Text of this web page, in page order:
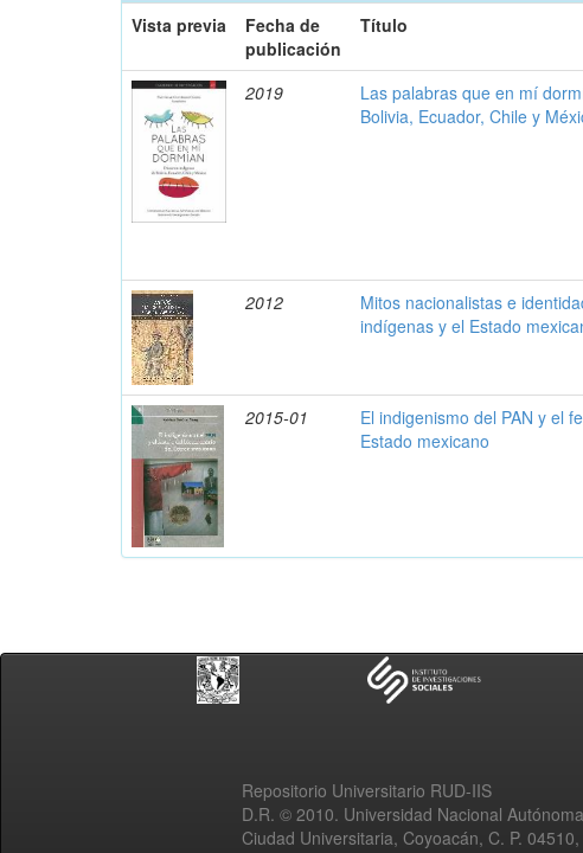
Vista previa
Fecha de
publicación
Título
2019
Las palabras que en mí
Bolivia, Ecuador, Chile y
2012
Mitos nacionalistas e
indígenas y el Estado
2015-01
El indigenismo del PAN y el
Estado mexicano
Repositorio Universitario RUD-IIS
D.R. © 2010. Universidad Nacional
Ciudad Universitaria, Coyoacán, C. P.